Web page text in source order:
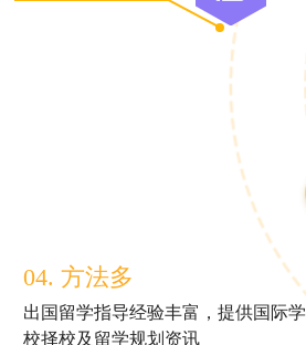
04. 方法多
出国留学指导经验丰富，提供国际学
校择校及留学规划资讯